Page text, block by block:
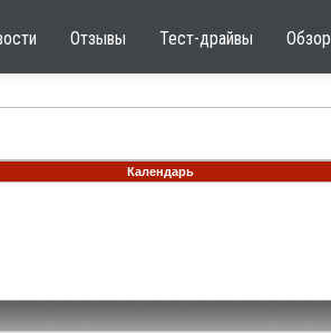
Отзывы Тест-драйвы
Календарь